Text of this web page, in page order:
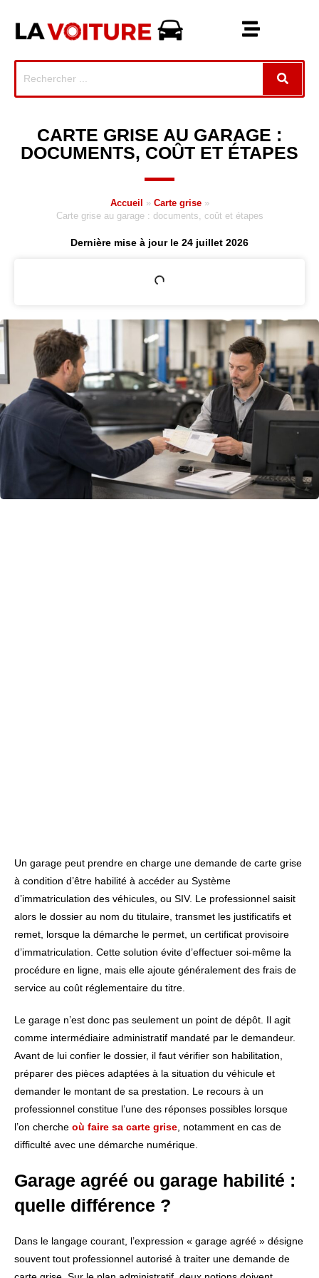
CARTE GRISE AU GARAGE :
DOCUMENTS, COÛT ET ÉTAPES
Accueil » Carte grise »
Carte grise au garage : documents, coût et étapes
Dernière mise à jour le 24 juillet 2026
Un garage peut prendre en charge une demande de carte grise
à condition d’être habilité à accéder au Système
d’immatriculation des véhicules, ou SIV. Le professionnel saisit
alors le dossier au nom du titulaire, transmet les justificatifs et
remet, lorsque la démarche le permet, un certificat provisoire
d’immatriculation. Cette solution évite d’effectuer soi-même la
procédure en ligne, mais elle ajoute généralement des frais de
service au coût réglementaire du titre.
Le garage n’est donc pas seulement un point de dépôt. Il agit
comme intermédiaire administratif mandaté par le demandeur.
Avant de lui confier le dossier, il faut vérifier son habilitation,
préparer des pièces adaptées à la situation du véhicule et
demander le montant de sa prestation. Le recours à un
professionnel constitue l’une des réponses possibles lorsque
l’on cherche où faire sa carte grise, notamment en cas de
difficulté avec une démarche numérique.
Garage agréé ou garage habilité :
quelle différence ?
Dans le langage courant, l’expression « garage agréé » désigne
souvent tout professionnel autorisé à traiter une demande de